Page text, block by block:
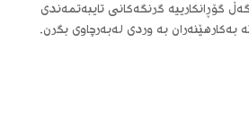
گۆڕانکارییە گرنگەکانی تایبەتمەندی
بە وردی لەبەرچاوی بگرن.